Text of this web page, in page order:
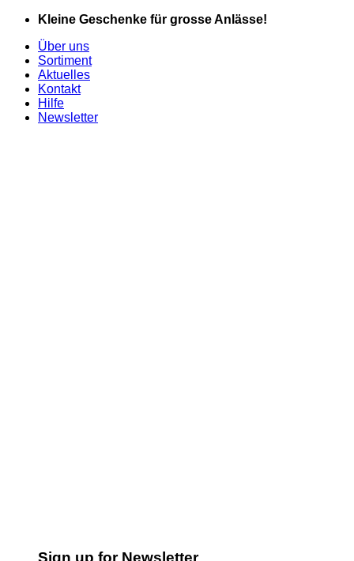
Zum
springen
Kleine Geschenke für grosse Anlässe!
Über uns
Sortiment
Aktuelles
Kontakt
Hilfe
Newsletter
Sign up for Newsletter